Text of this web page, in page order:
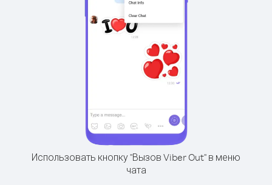
Использовать кнопку "Вызов Viber Out" в меню
чата